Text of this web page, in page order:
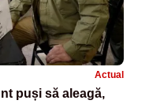
Actual
puși să aleagă,